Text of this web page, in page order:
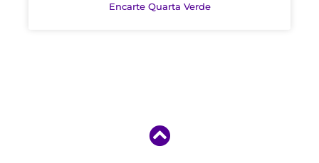
Encarte Quarta Verde